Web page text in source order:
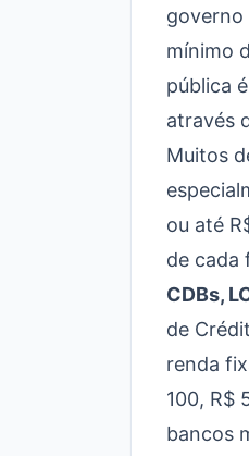
governo
mínimo
pública
através
Muitos
ou até
de cada
CDBs,
de
renda
100, R$
bancos